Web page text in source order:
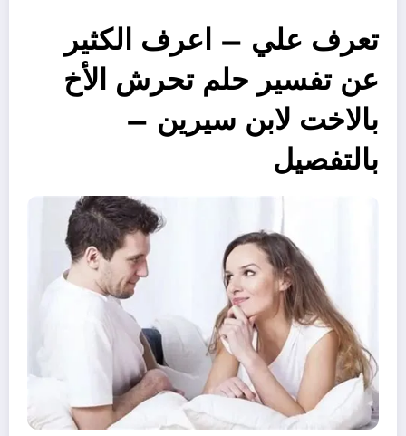
تعرف علي – اعرف الكثير
عن تفسير حلم تحرش الأخ
بالاخت لابن سيرين –
بالتفصيل